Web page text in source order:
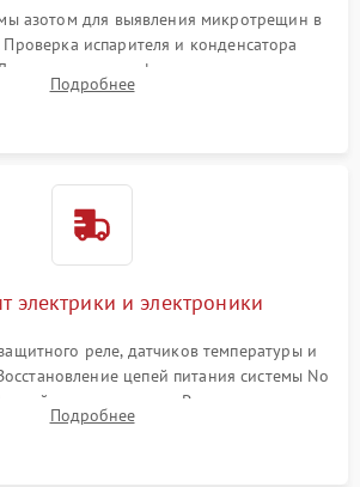
азотом для выявления микротрещин в
испарителя и конденсатора
Демонтаж старого фильтра-осушителя и
трубки для устранения засоров.
Подробнее
электрики и электроники
реле, датчиков температуры и
цепей питания системы No
и вентилятор. Ремонт или замена
при сбоях алгоритмов.
Подробнее